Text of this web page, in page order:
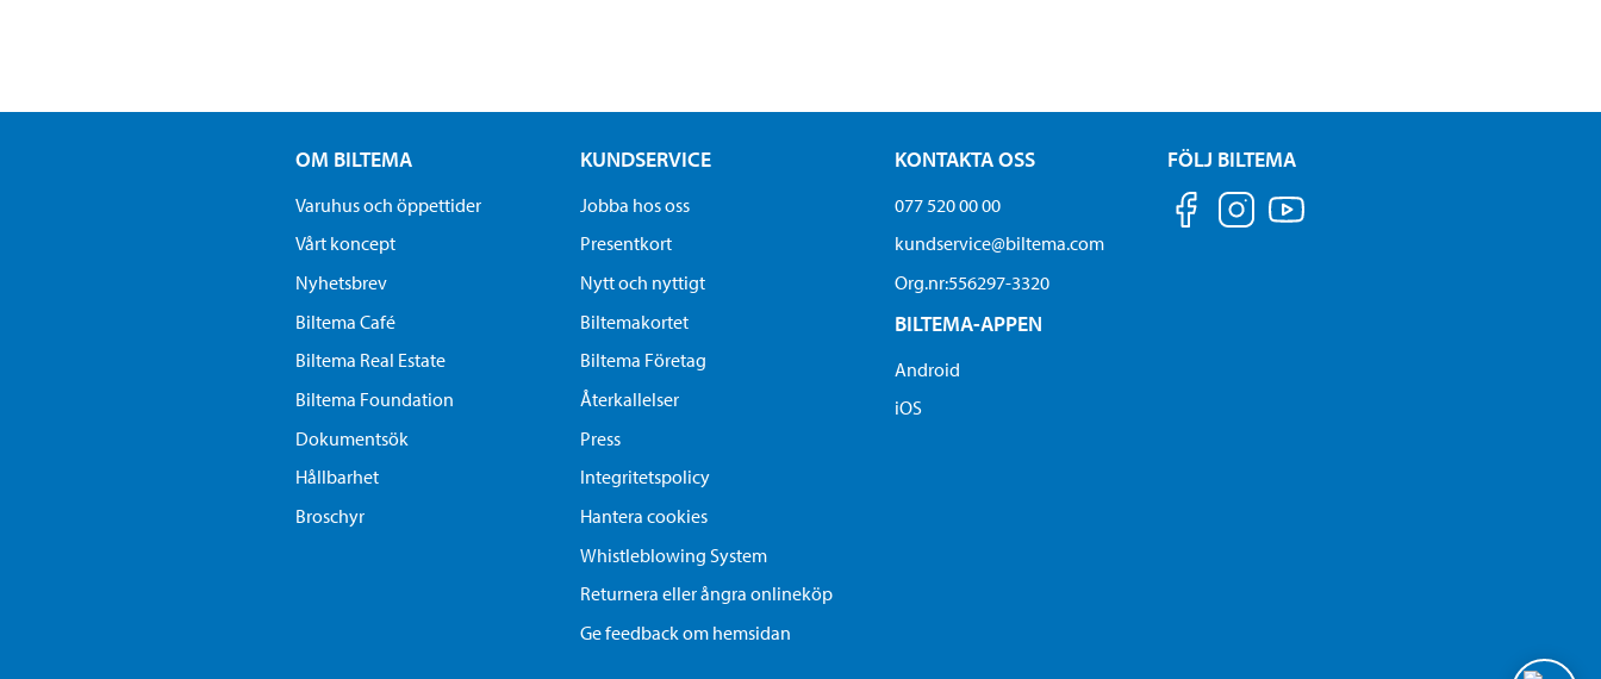
OM BILTEMA
Varuhus och öppettider
Vårt koncept
Nyhetsbrev
Biltema Café
Biltema Real Estate
Biltema Foundation
Dokumentsök
Hållbarhet
Broschyr
KUNDSERVICE
Jobba hos oss
Presentkort
Nytt och nyttigt
Biltemakortet
Biltema Företag
Återkallelser
Press
Integritetspolicy
Hantera cookies
Whistleblowing System
Returnera eller ångra onlineköp
Ge feedback om hemsidan
KONTAKTA OSS
077 520 00 00
kundservice@biltema.com
Org.nr:556297-3320
BILTEMA-APPEN
Android
iOS
FÖLJ BILTEMA